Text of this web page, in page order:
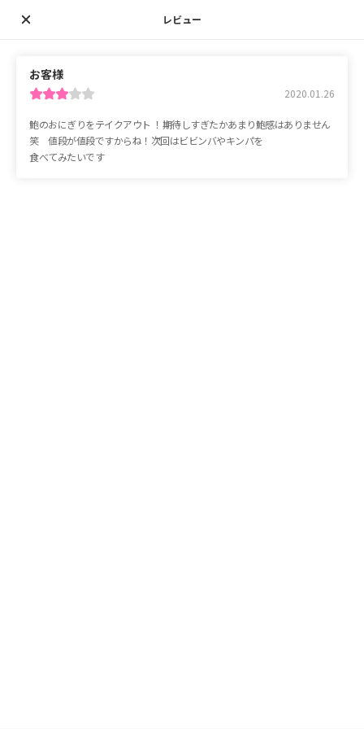
レビュー
お客様
2020.01.26
鮑のおにぎりをテイクアウト ！ 期待しすぎたかあまり鮑感はありません
笑
値段が値段ですからね！ 次回はビビンバやキンパを
食べてみたいです